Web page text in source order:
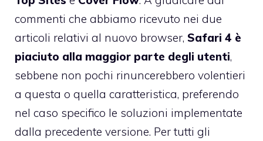
commenti che abbiamo ricevuto nei due
articoli relativi al nuovo browser, Safari 4 è
piaciuto alla maggior parte degli utenti,
sebbene non pochi rinuncerebbero volentieri
a questa o quella caratteristica, preferendo
nel caso specifico le soluzioni implementate
dalla precedente versione. Per tutti gli